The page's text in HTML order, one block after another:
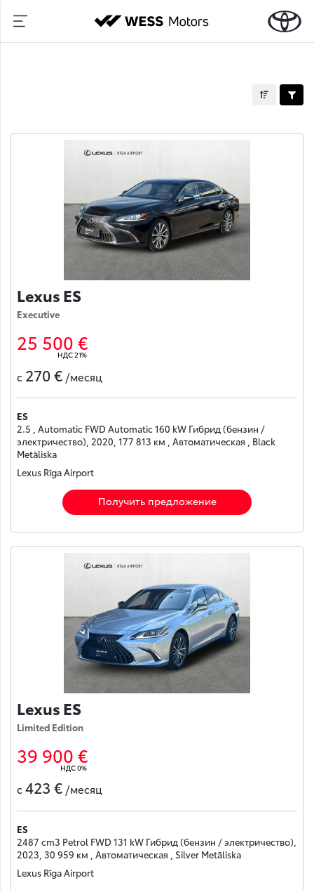
Lexus ES
Executive
25 500 €
НДС 21%
с 270 € /месяц
ES
2.5 , Automatic FWD Automatic 160 kW Гибрид (бензин /
электричество), 2020, 177 813 км , Автоматическая , Black
Metāliska
Lexus Rīga Airport
Получить предложение
Lexus ES
Limited Edition
39 900 €
НДС 0%
с 423 € /месяц
ES
2487 cm3 Petrol FWD 131 kW Гибрид (бензин / электричество),
2023, 30 959 км , Автоматическая , Silver Metāliska
Lexus Rīga Airport